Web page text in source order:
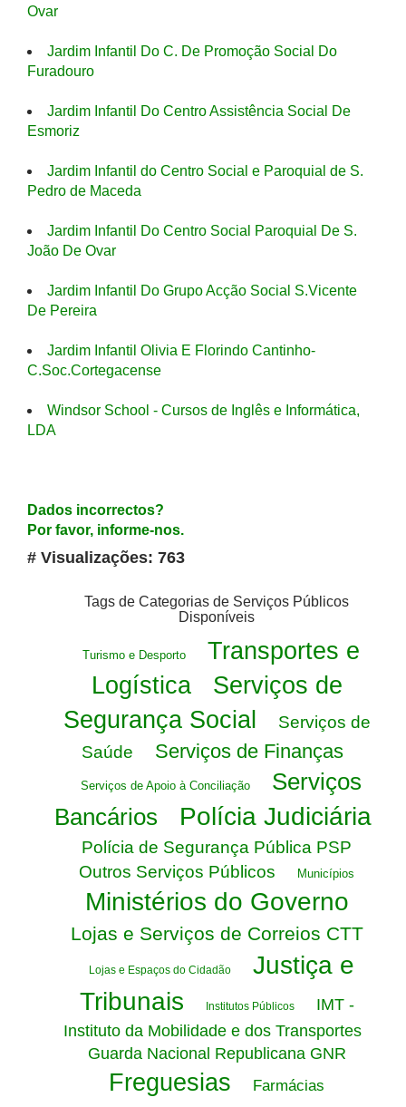
Ovar
Jardim Infantil Do C. De Promoção Social Do
Furadouro
Jardim Infantil Do Centro Assistência Social De
Esmoriz
Jardim Infantil do Centro Social e Paroquial de S.
Pedro de Maceda
Jardim Infantil Do Centro Social Paroquial De S.
João De Ovar
Jardim Infantil Do Grupo Acção Social S.Vicente
De Pereira
Jardim Infantil Olivia E Florindo Cantinho-
C.Soc.Cortegacense
Windsor School - Cursos de Inglês e Informática,
LDA
Dados incorrectos?
Por favor, informe-nos.
# Visualizações: 763
Tags de Categorias de Serviços Públicos
Disponíveis
Turismo e Desporto
Transportes e
Logística
Serviços de
Segurança Social
Serviços de
Saúde
Serviços de Finanças
Serviços de Apoio à Conciliação
Serviços
Bancários
Polícia Judiciária
Polícia de Segurança Pública PSP
Outros Serviços Públicos
Municípios
Ministérios do Governo
Lojas e Serviços de Correios CTT
Lojas e Espaços do Cidadão
Justiça e
Tribunais
Institutos Públicos
IMT -
Instituto da Mobilidade e dos Transportes
Guarda Nacional Republicana GNR
Freguesias Farmácias